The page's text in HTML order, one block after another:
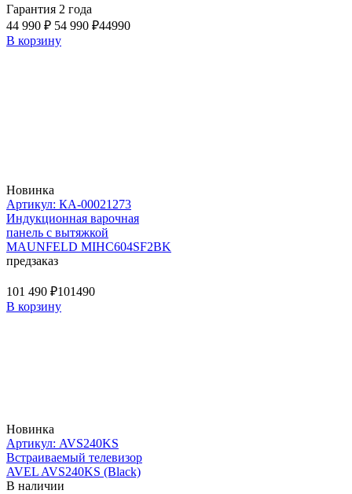
Гарантия 2 года
44 990 ₽ 54 990 ₽44990
В корзину
Новинка
Артикул: КА-00021273
Индукционная варочная
панель с вытяжкой
MAUNFELD MIHC604SF2BK
предзаказ
101 490 ₽101490
В корзину
Новинка
Артикул: AVS240KS
Встраиваемый телевизор
AVEL AVS240KS (Black)
В наличии